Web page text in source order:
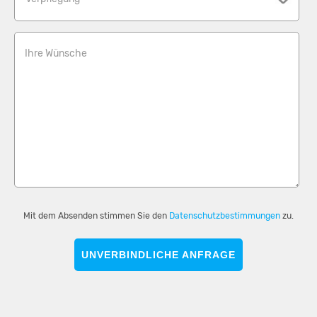
Anzahl der Toiletten: 11
Anzahl der Zimmer mit eigenem Bad: 8
Alle Zimmer haben Zugang zu einem eigenen Bad; nur zwei
der Gruppe keine Grenzen setzt.
Aktivitäten am und im Wasser starten.
Abends kann man gemütlich am dafür vorgesehenen
Ihre Wünsche
Mit dem Absenden stimmen Sie den Datenschutzbestimmungen zu.
UNVERBINDLICHE ANFRAGE